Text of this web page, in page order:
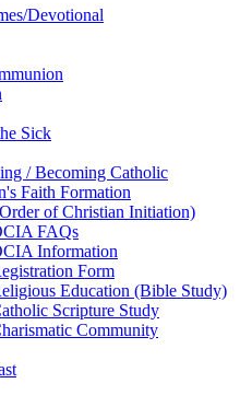
Devotional
Sick
/ Becoming Catholic
Faith Formation
of Christian Initiation)
FAQs
Information
Form
Education (Bible Study)
Scripture Study
Community